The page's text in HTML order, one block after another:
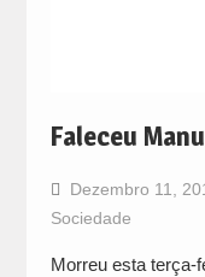
Faleceu
Dezembro 11,
Sociedade
Morreu esta terça-